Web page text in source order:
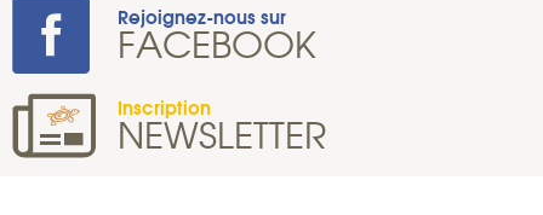
Rejoignez-nous sur
FACEBOOK
Inscription
NEWSLETTER